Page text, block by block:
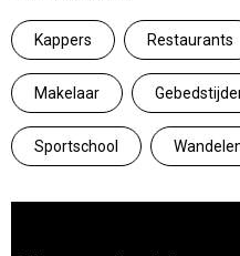
Kappers Restaurants
Makelaar
Sportschool